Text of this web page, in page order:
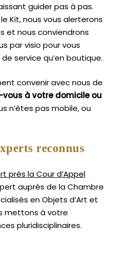
guider pas à pas.
Kit, nous vous alerterons
et nous conviendrons
par visio pour vous
service qu’en boutique.
convenir avec nous de
vous à votre domicile ou
n’êtes pas mobile, ou
reconnus
près la Cour d’Appel
auprès de laChambre
en Objets d’Art et
mettons à votre
pluridisciplinaires.